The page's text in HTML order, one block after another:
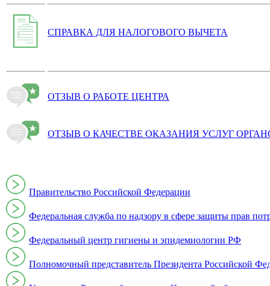
СПРАВКА ДЛЯ НАЛОГОВОГО ВЫЧЕТА
ОТЗЫВ О РАБОТЕ ЦЕНТРА
ОТЗЫВ О КАЧЕСТВЕ ОКАЗАНИЯ УСЛУГ
Правительство Российской Федерации
Федеральная служба по надзору в сфере защиты прав
Федеральный центр гигиены и эпидемиологии РФ
Полномочный представитель Президента Российской